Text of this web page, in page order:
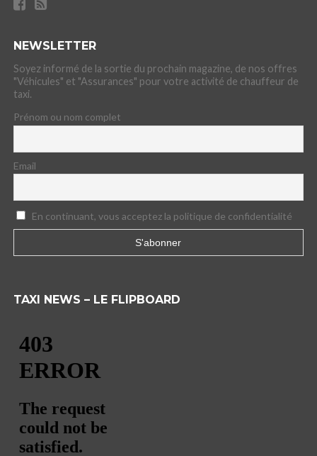
NEWSLETTER
Soyez informé de la sortie du prochain magazine, de nos offres
"Véhicules" et "Assurances" pour votre activité de chauffeur de
taxi.
Prénom ou nom complet
Email
En continuant, vous acceptez la politique de confidentialité
TAXI NEWS – LE FLIPBOARD